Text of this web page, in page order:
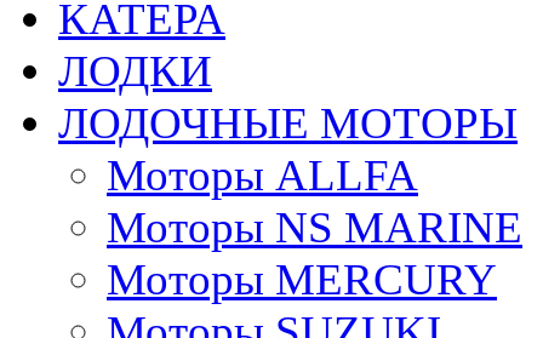
КАТЕРА
ЛОДКИ
ЛОДОЧНЫЕ МОТОРЫ
Моторы ALLFA
Моторы NS MARINE
Моторы MERCURY